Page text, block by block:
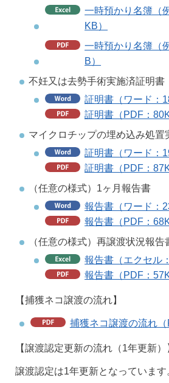
一時預かり名簿（
KB）
一時預かり名簿（
B）
不妊又は去勢手術実施済証明書
証明書（ワード：
証明書（PDF：
マイクロチップの埋め込み処置
証明書（ワード：
証明書（PDF：
（任意の様式）1ヶ月報告書
報告書（ワード：
報告書（PDF：
（任意の様式）再譲渡状況報告
報告書（エクセル
報告書（PDF：
【捕獲ネコ譲渡の流れ】
捕獲ネコ譲渡の流れ（
【譲渡認定更新の流れ（1年更新）
譲渡認定は1年更新となっています